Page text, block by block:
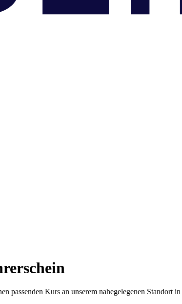
passenden Kurs an unserem nahegelegenen Standort in